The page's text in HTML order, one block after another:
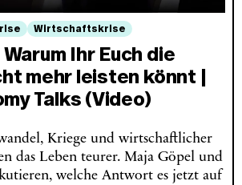
Wirtschaftskrise
Ihr Euch die
mehr leisten könnt |
Talks (Video)
Kriege und wirtschaftlicher
das Leben teurer. Maja Göpel und
welche Antwort es jetzt auf